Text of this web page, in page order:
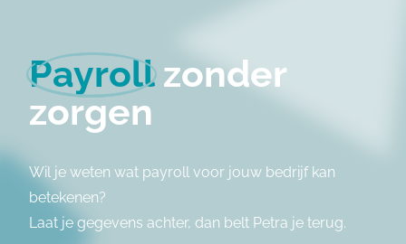
Payrollzonder
zorgen
Wil je weten wat payroll voor jouw bedrijf kan
betekenen?
Laat je gegevens achter, dan belt Petra je terug.